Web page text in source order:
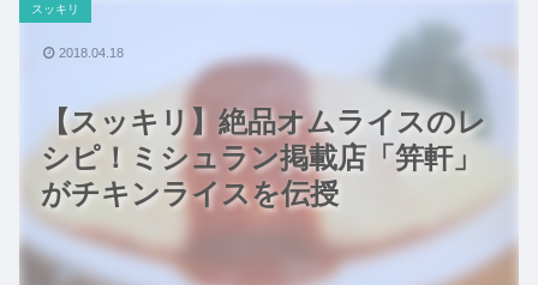
【スッキリ】絶品オムライスのレ
シピ！ミシュラン掲載店「笄軒」
がチキンライスを伝授
スッキリ
2018.04.18